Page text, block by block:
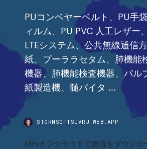
PUコンベヤーベルト、PU手
ィルム、PU PVC 人工レザー
LTEシステム、公共無線通信
紙、プーララセタム、肺機能
機器、肺機能検査機器、パル
紙製造機、髄バイタ …
STORMSOFTSIVRJ.WEB.APP
Idmオフクラウドで急流をダウンロ